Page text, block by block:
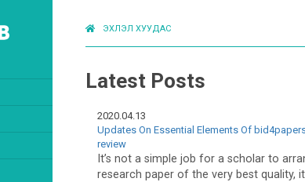
ЭХЛЭЛ ХУУДАС
Latest Posts
2020.04.13
Updates On Essential Elements Of
review
It’s not a simple job for a scholar to
research paper of the very best quality, it